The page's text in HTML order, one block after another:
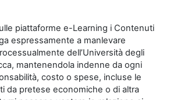
piattaforme e-Learning i Contenuti
espressamente a manlevare
dell’Università degli
mantenendola indenne da ogni
costo o spese, incluse le
da pretese economiche o di altra